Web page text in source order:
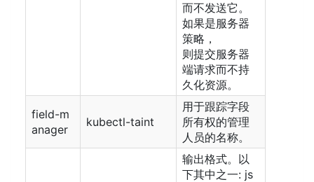
而不发送它。
如果是服务器
策略，
则提交服务器
端请求而不持
久化资源。
field-m
anager
kubectl-taint
用于跟踪字段
所有权的管理
人员的名称。
输出格式。以
下其中之一: js